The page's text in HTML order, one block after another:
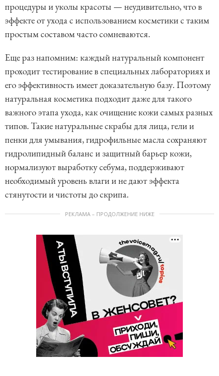
процедуры и уколы красоты — неудивительно, что в
эффекте от ухода с использованием косметики с таким
простым составом часто сомневаются.
Еще раз напомним: каждый натуральный компонент
проходит тестирование в специальных лабораториях и
его эффективность имеет доказательную базу. Поэтому
натуральная косметика подходит даже для такого
важного этапа ухода, как очищение кожи самых разных
типов. Такие натуральные скрабы для лица, гели и
пенки для умывания, гидрофильные масла сохраняют
гидролипидный баланс и защитный барьер кожи,
нормализуют выработку себума, поддерживают
необходимый уровень влаги и не дают эффекта
стянутости и чистоты до скрипа.
РЕКЛАМА – ПРОДОЛЖЕНИЕ НИЖЕ